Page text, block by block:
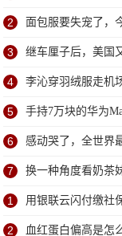
2 面包服要失宠了，
3 继车厘子后，美国
4 李沁穿羽绒服走机
5 手持7万块的华为
6 感动哭了，全世界
7 换一种角度看奶茶
1 用银联云闪付缴社
2 血红蛋白偏高是怎